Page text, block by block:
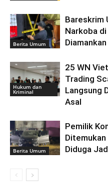
Berita Umum
Bareskrim
Narkoba di
Diamankan
Hukum dan
Kriminal
25 WN
Trading
Langsung
Asal
Berita Umum
Pemilik
Diduga